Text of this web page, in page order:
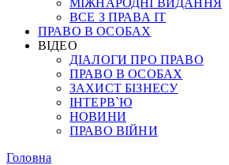
МІЖНАРОДНІ ВИДАННЯ
ВСЕ З ПРАВА ІТ
ПРАВО В ОСОБАХ
ВІДЕО
ДІАЛОГИ ПРО ПРАВО
ПРАВО В ОСОБАХ
ЗАХИСТ БІЗНЕСУ
ІНТЕРВ`Ю
НОВИНИ
ПРАВО ВІЙНИ
Головна